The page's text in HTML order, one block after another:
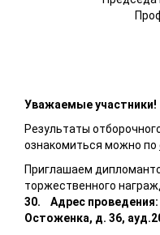
Уважаемые участники!
Результаты
ознакомиться можно по
Приглашаем
торжественного
30.
Адрес проведения:
Остоженка, д. 36,